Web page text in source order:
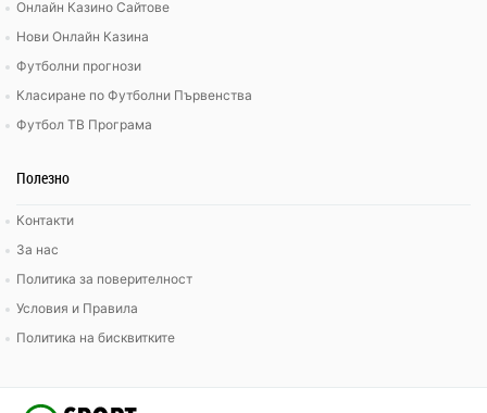
Онлайн Казино Сайтове
Нови Онлайн Казина
Футболни прогнози
Класиране по Футболни Първенства
Футбол ТВ Програма
Полезно
Контакти
За нас
Политика за поверителност
Условия и Правила
Политика на бисквитките